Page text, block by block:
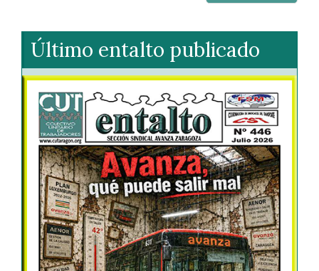
Último entalto publicado